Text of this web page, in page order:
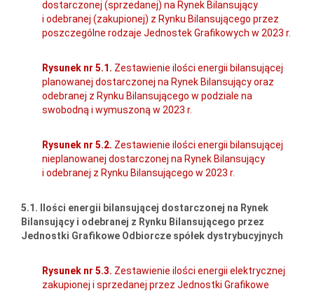
dostarczonej (sprzedanej) na Rynek Bilansujący
i odebranej (zakupionej) z Rynku Bilansującego przez
poszczególne rodzaje Jednostek Grafikowych w 2023 r.
Rysunek nr 5.1. Zestawienie ilości energii bilansującej
planowanej dostarczonej na Rynek Bilansujący oraz
odebranej z Rynku Bilansującego w podziale na
swobodną i wymuszoną w 2023 r.
Rysunek nr 5.2. Zestawienie ilości energii bilansującej
nieplanowanej dostarczonej na Rynek Bilansujący
i odebranej z Rynku Bilansującego w 2023 r.
5.1. Ilości energii bilansującej dostarczonej na Rynek
Bilansujący i odebranej z Rynku Bilansującego przez
Jednostki Grafikowe Odbiorcze spółek dystrybucyjnych
Rysunek nr 5.3. Zestawienie ilości energii elektrycznej
zakupionej i sprzedanej przez Jednostki Grafikowe